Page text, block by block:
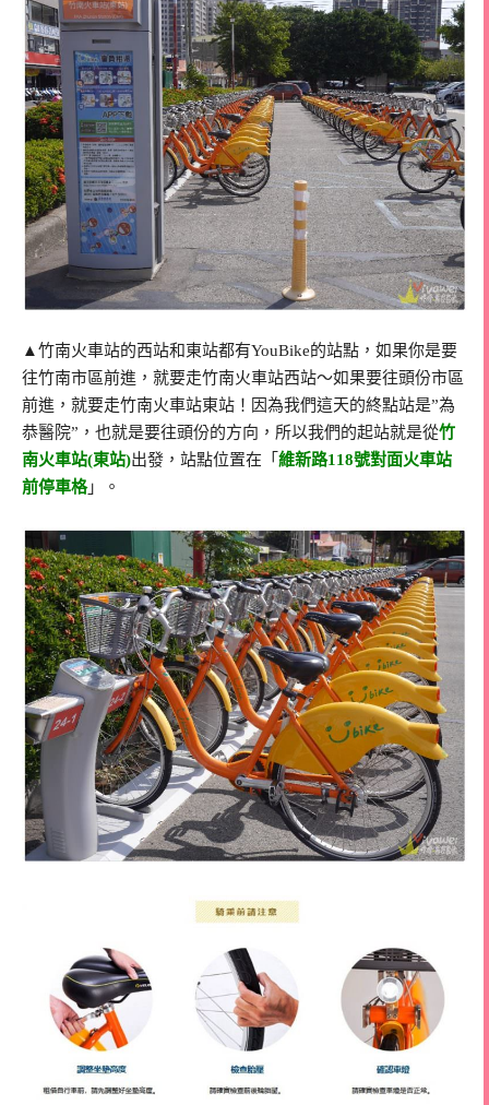
▲竹南火車站的西站和東站都有YouBike的站點，如果你是要
往竹南市區前進，就要走竹南火車站西站～如果要往頭份市區
前進，就要走竹南火車站東站！因為我們這天的終點站是”為
恭醫院”，也就是要往頭份的方向，所以我們的起站就是從竹
南火車站(東站)出發，站點位置在「 維新路118號對面火車站
前停車格」。